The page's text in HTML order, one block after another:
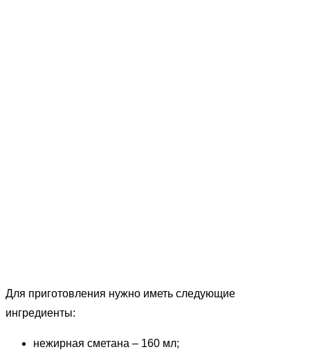
Для приготовления нужно иметь следующие
ингредиенты:
нежирная сметана – 160 мл;